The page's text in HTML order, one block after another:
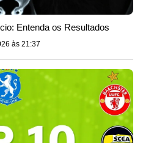
Entenda os Resultados
às 21:37